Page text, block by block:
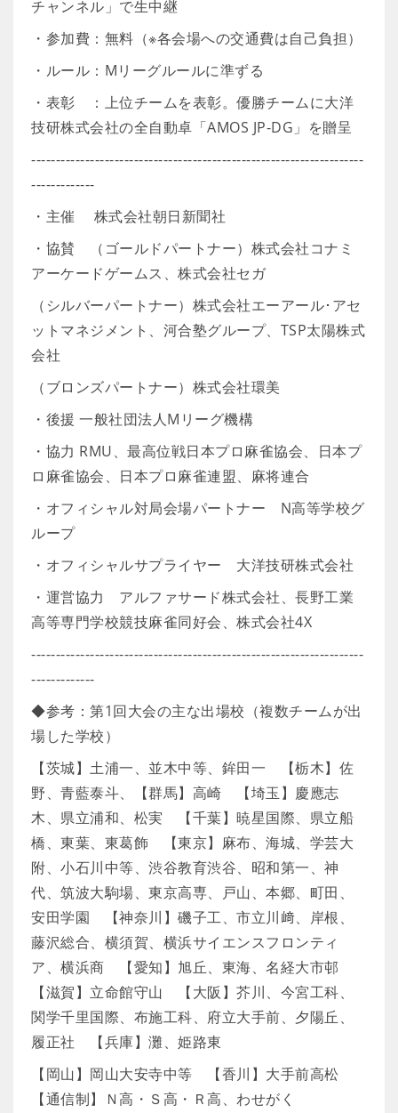
チャンネル」で生中継
・参加費：無料（※各会場への交通費は自己負担）
・ルール：Mリーグルールに準ずる
・表彰 ：上位チームを表彰。優勝チームに大洋
技研株式会社の全自動卓「AMOS JP-DG」を贈呈
--------------------------------------------------------------------
-------------
・主催 株式会社朝日新聞社
・協賛 （ゴールドパートナー）株式会社コナミ
アーケードゲームス、株式会社セガ
（シルバーパートナー）株式会社エーアール･アセ
ットマネジメント、河合塾グループ、TSP太陽株式
会社
（ブロンズパートナー）株式会社環美
・後援 一般社団法人Mリーグ機構
・協力 RMU、最高位戦日本プロ麻雀協会、日本プ
ロ麻雀協会、日本プロ麻雀連盟、麻将連合
・オフィシャル対局会場パートナー N高等学校グ
ループ
・オフィシャルサプライヤー 大洋技研株式会社
・運営協力 アルファサード株式会社、長野工業
高等専門学校競技麻雀同好会、株式会社4X
--------------------------------------------------------------------
-------------
◆参考：第1回大会の主な出場校（複数チームが出
場した学校）
【茨城】土浦一、並木中等、鉾田一 【栃木】佐
野、青藍泰斗、【群馬】高崎 【埼玉】慶應志
木、県立浦和、松実 【千葉】暁星国際、県立船
橋、東葉、東葛飾 【東京】麻布、海城、学芸大
附、小石川中等、渋谷教育渋谷、昭和第一、神
代、筑波大駒場、東京高専、戸山、本郷、町田、
安田学園 【神奈川】磯子工、市立川﨑、岸根、
藤沢総合、横須賀、横浜サイエンスフロンティ
ア、横浜商 【愛知】旭丘、東海、名経大市邨
【滋賀】立命館守山 【大阪】芥川、今宮工科、
関学千里国際、布施工科、府立大手前、夕陽丘、
履正社 【兵庫】灘、姫路東
【岡山】岡山大安寺中等 【香川】大手前高松
【通信制】Ｎ高・Ｓ高・Ｒ高、わせがく